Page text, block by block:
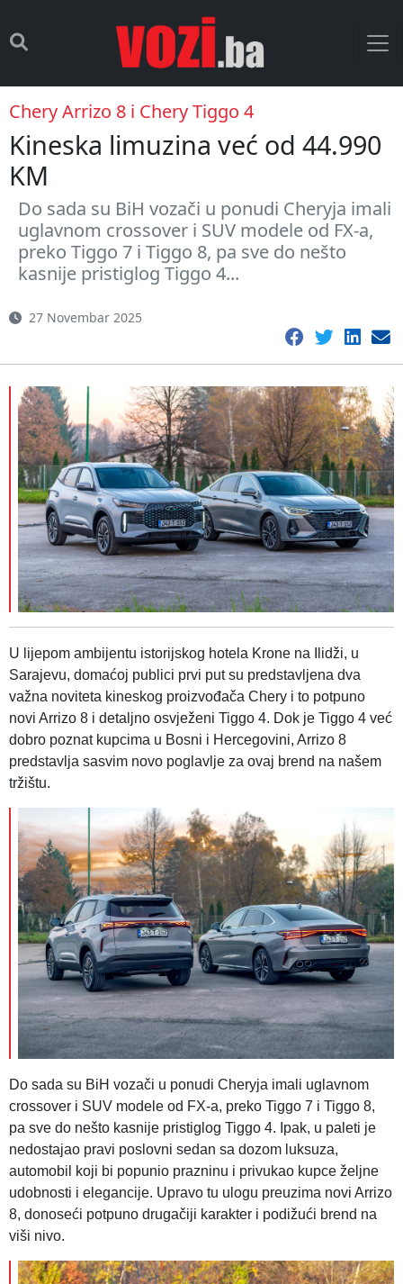
Chery Arrizo 8 i Chery Tiggo 4
Kineska limuzina već od 44.990
KM
Do sada su BiH vozači u ponudi Cheryja imali
uglavnom crossover i SUV modele od FX-a,
preko Tiggo 7 i Tiggo 8, pa sve do nešto
kasnije pristiglog Tiggo 4...
27 Novembar 2025
U lijepom ambijentu istorijskog hotela Krone na Ilidži, u
Sarajevu, domaćoj publici prvi put su predstavljena dva
važna noviteta kineskog proizvođača Chery i to potpuno
novi Arrizo 8 i detaljno osvježeni Tiggo 4. Dok je Tiggo 4 već
dobro poznat kupcima u Bosni i Hercegovini, Arrizo 8
predstavlja sasvim novo poglavlje za ovaj brend na našem
tržištu.
Do sada su BiH vozači u ponudi Cheryja imali uglavnom
crossover i SUV modele od FX-a, preko Tiggo 7 i Tiggo 8,
pa sve do nešto kasnije pristiglog Tiggo 4. Ipak, u paleti je
nedostajao pravi poslovni sedan sa dozom luksuza,
automobil koji bi popunio prazninu i privukao kupce željne
udobnosti i elegancije. Upravo tu ulogu preuzima novi Arrizo
8, donoseći potpuno drugačiji karakter i podižući brend na
viši nivo.